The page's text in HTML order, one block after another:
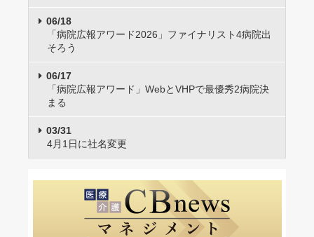
06/18
「病院広報アワード2026」ファイナリスト4病院出
そろう
06/17
「病院広報アワード」WebとVHPで最優秀2病院決
まる
03/31
4月1日に社名変更